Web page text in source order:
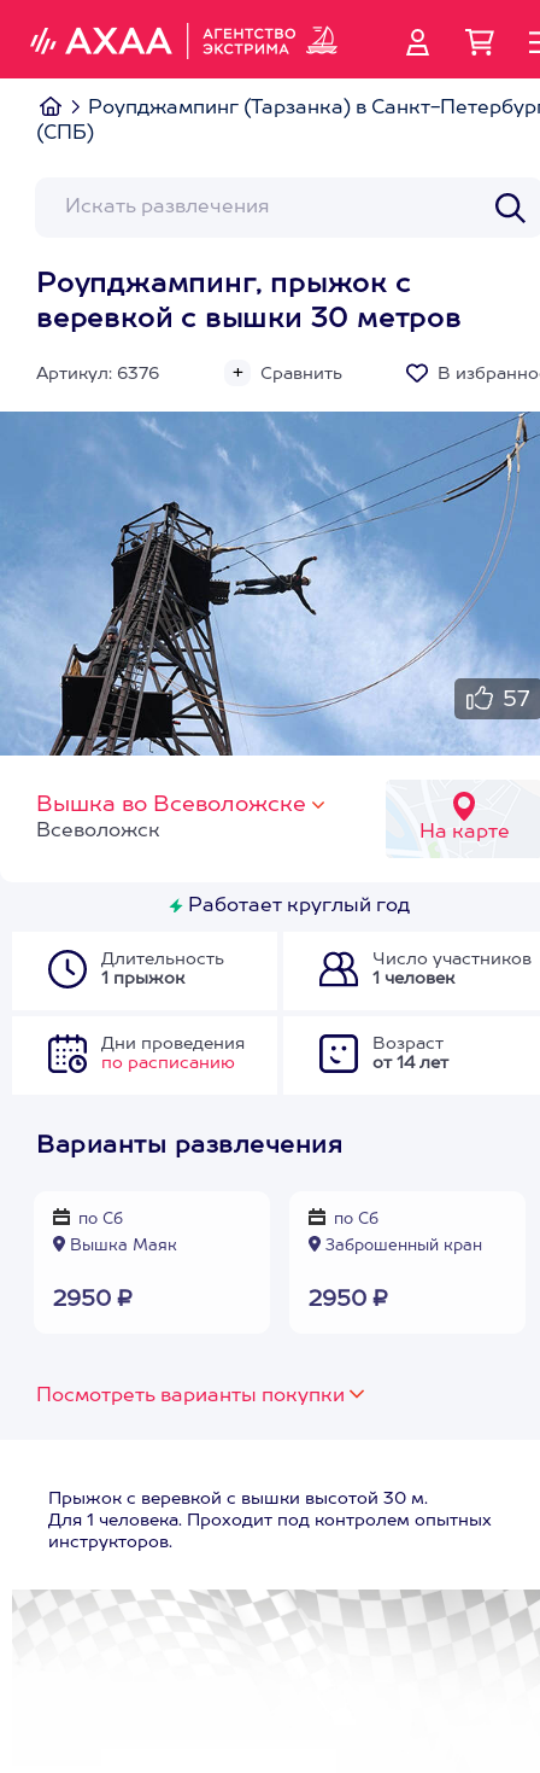
Роупджампинг (Тарзанка) в Санкт-
(СПБ)
Роупджампинг, прыжок с
веревкой с вышки 30 метров
Артикул: 6376 Сравнить В
57
Вышка во Всеволожске
На карте
Всеволожск
Работает круглый год
Длительность
1 прыжок
Число участников
1 человек
Дни проведения
по расписанию
Возраст
от 14 лет
Варианты развлечения
по Сб
Вышка Маяк
2950 ₽
по Сб
Заброшенный кран
2950 ₽
Посмотреть варианты покупки
Прыжок с веревкой с вышки высотой 30 м.
Для 1 человека. Проходит под контролем опытных
инструкторов.